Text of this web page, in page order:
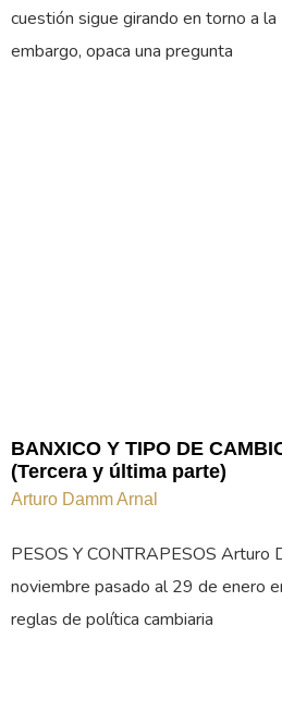
cuestión sigue girando en torno a
embargo, opaca una pregunta
BANXICO Y TIPO DE
(Tercera y última parte)
Arturo Damm Arnal
PESOS Y CONTRAPESOS Arturo
noviembre pasado al 29 de enero
reglas de política cambiaria